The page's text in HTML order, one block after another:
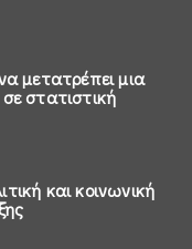
μετατρέπει μια
στατιστική
και κοινωνική